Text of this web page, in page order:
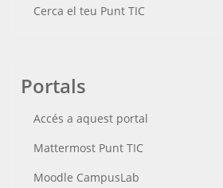
Cerca el teu Punt TIC
Portals
Accés a aquest portal
Mattermost Punt TIC
Moodle CampusLab